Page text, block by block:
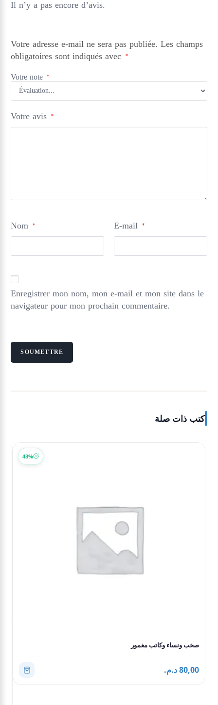
Il n’y a pas encore d’avis.
Votre adresse e-mail ne sera pas publiée. Les champs
obligatoires sont indiqués avec *
Votre note *
Votre avis *
Nom * E-mail *
Enregistrer mon nom, mon e-mail et mon site dans le
navigateur pour mon prochain commentaire.
كتب ذات صلة
43%
صخب ونساء وكاتب مغمور
80,00 د.م.